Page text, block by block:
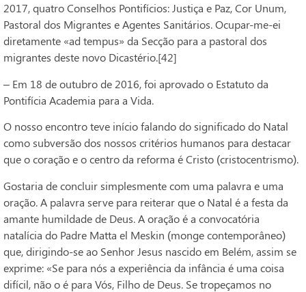
2017, quatro Conselhos Pontifícios: Justiça e Paz, Cor Unum,
Pastoral dos Migrantes e Agentes Sanitários. Ocupar-me-ei
diretamente «ad tempus» da Secção para a pastoral dos
migrantes deste novo Dicastério.[42]
– Em 18 de outubro de 2016, foi aprovado o Estatuto da
Pontifícia Academia para a Vida.
O nosso encontro teve início falando do significado do Natal
como subversão dos nossos critérios humanos para destacar
que o coração e o centro da reforma é Cristo (cristocentrismo).
Gostaria de concluir simplesmente com uma palavra e uma
oração. A palavra serve para reiterar que o Natal é a festa da
amante humildade de Deus. A oração é a convocatória
natalícia do Padre Matta el Meskin (monge contemporâneo)
que, dirigindo-se ao Senhor Jesus nascido em Belém, assim se
exprime: «Se para nós a experiência da infância é uma coisa
difícil, não o é para Vós, Filho de Deus. Se tropeçamos no